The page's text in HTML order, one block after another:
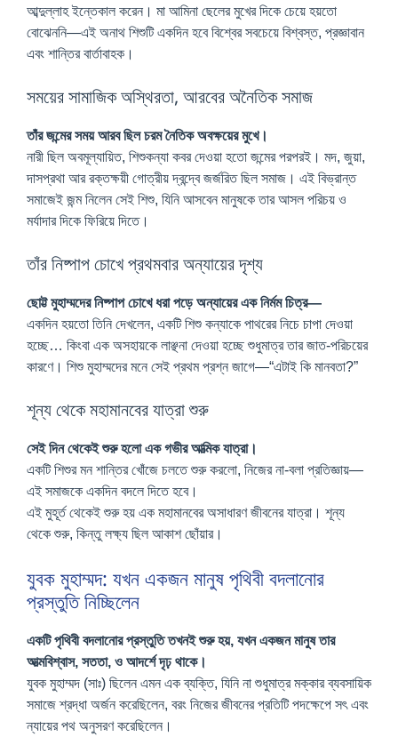
আব্দুল্লাহ ইন্তেকাল করেন। মা আমিনা ছেলের মুখের দিকে চেয়ে হয়তো
বোঝেননি—এই অনাথ শিশুটি একদিন হবে বিশ্বের সবচেয়ে বিশ্বস্ত, প্রজ্ঞাবান
এবং শান্তির বার্তাবাহক।
সময়ের সামাজিক অস্থিরতা, আরবের অনৈতিক সমাজ
তাঁর জন্মের সময় আরব ছিল চরম নৈতিক অবক্ষয়ের মুখে।
নারী ছিল অবমূল্যায়িত, শিশুকন্যা কবর দেওয়া হতো জন্মের পরপরই। মদ, জুয়া,
দাসপ্রথা আর রক্তক্ষয়ী গোত্রীয় দ্বন্দ্বে জর্জরিত ছিল সমাজ। এই বিভ্রান্ত
সমাজেই জন্ম নিলেন সেই শিশু, যিনি আসবেন মানুষকে তার আসল পরিচয় ও
মর্যাদার দিকে ফিরিয়ে দিতে।
তাঁর নিষ্পাপ চোখে প্রথমবার অন্যায়ের দৃশ্য
ছোট্ট মুহাম্মদের নিষ্পাপ চোখে ধরা পড়ে অন্যায়ের এক নির্মম চিত্র—
একদিন হয়তো তিনি দেখলেন, একটি শিশু কন্যাকে পাথরের নিচে চাপা দেওয়া
হচ্ছে… কিংবা এক অসহায়কে লাঞ্ছনা দেওয়া হচ্ছে শুধুমাত্র তার জাত-পরিচয়ের
কারণে। শিশু মুহাম্মদের মনে সেই প্রথম প্রশ্ন জাগে—“এটাই কি মানবতা?”
শূন্য থেকে মহামানবের যাত্রা শুরু
সেই দিন থেকেই শুরু হলো এক গভীর আত্মিক যাত্রা।
একটি শিশুর মন শান্তির খোঁজে চলতে শুরু করলো, নিজের না-বলা প্রতিজ্ঞায়—
এই সমাজকে একদিন বদলে দিতে হবে।
এই মুহূর্ত থেকেই শুরু হয় এক মহামানবের অসাধারণ জীবনের যাত্রা। শূন্য
থেকে শুরু, কিন্তু লক্ষ্য ছিল আকাশ ছোঁয়ার।
যুবক মুহাম্মদ: যখন একজন মানুষ পৃথিবী বদলানোর
প্রস্তুতি নিচ্ছিলেন
একটি পৃথিবী বদলানোর প্রস্তুতি তখনই শুরু হয়, যখন একজন মানুষ তার
আত্মবিশ্বাস, সততা, ও আদর্শে দৃঢ় থাকে।
যুবক মুহাম্মদ (সাঃ) ছিলেন এমন এক ব্যক্তি, যিনি না শুধুমাত্র মক্কার ব্যবসায়িক
সমাজে শ্রদ্ধা অর্জন করেছিলেন, বরং নিজের জীবনের প্রতিটি পদক্ষেপে সৎ এবং
ন্যায়ের পথ অনুসরণ করেছিলেন।